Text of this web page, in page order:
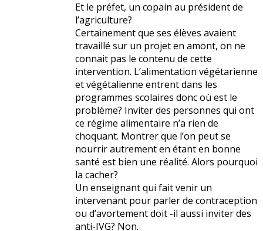
Et le préfet, un copain au président de
l’agriculture?
Certainement que ses élèves avaient
travaillé sur un projet en amont, on ne
connait pas le contenu de cette
intervention. L’alimentation végétarienne
et végétalienne entrent dans les
programmes scolaires donc où est le
problème? Inviter des personnes qui ont
ce régime alimentaire n’a rien de
choquant. Montrer que l’on peut se
nourrir autrement en étant en bonne
santé est bien une réalité. Alors pourquoi
la cacher?
Un enseignant qui fait venir un
intervenant pour parler de contraception
ou d’avortement doit -il aussi inviter des
anti-IVG? Non.